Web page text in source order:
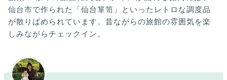
仙台市で作られた「仙台箪笥」といったレトロな調度品
が散りばめられています。昔ながらの旅館の雰囲気を楽
しみながらチェックイン。